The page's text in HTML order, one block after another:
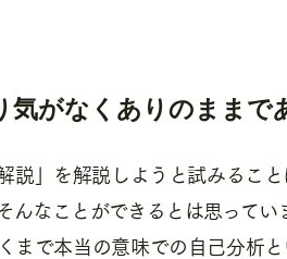
がなくありのままで
説」を解説しようと試みるこ
んなことができるとは思ってい
まで本当の意味での自己分析